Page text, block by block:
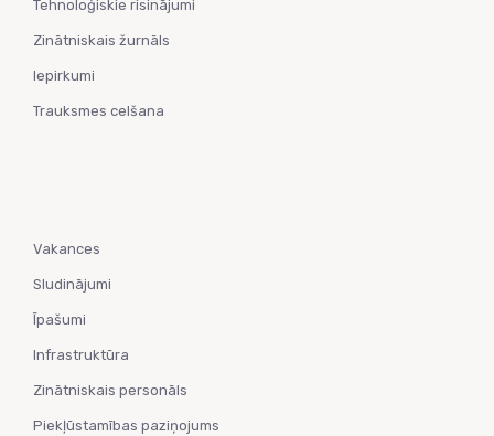
Tehnoloģiskie risinājumi
Zinātniskais žurnāls
Iepirkumi
Trauksmes celšana
Vakances
Sludinājumi
Īpašumi
Infrastruktūra
Zinātniskais personāls
Piekļūstamības paziņojums